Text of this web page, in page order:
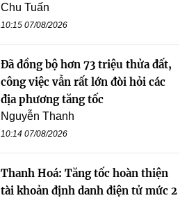
Chu Tuấn
10:15 07/08/2026
Đã đồng bộ hơn 73 triệu thửa đất,
công việc vẫn rất lớn đòi hỏi các
địa phương tăng tốc
Nguyễn Thanh
10:14 07/08/2026
Thanh Hoá: Tăng tốc hoàn thiện
tài khoản định danh điện tử mức 2